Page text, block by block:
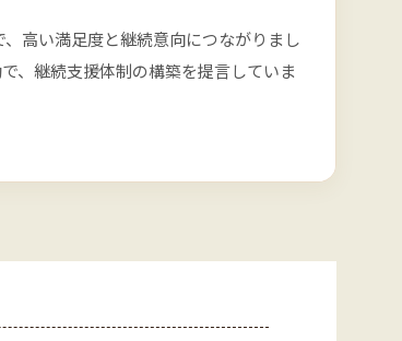
高い満足度と継続意向につながりまし
、継続支援体制の構築を提言していま